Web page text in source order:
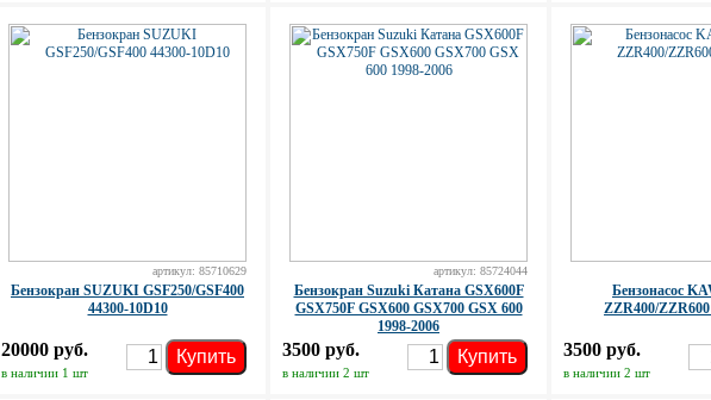
артикул: 85710629
Бензокран SUZUKI GSF250/GSF400
44300-10D10
20000 руб.
в наличии 1 шт
Купить
артикул: 85724044
Бензокран Suzuki Катана GSX600F
GSX750F GSX600 GSX700 GSX 600
1998-2006
3500 руб.
в наличии 2 шт
Купить
Бензонасос
ZZR400/ZZR600
3500 руб.
в наличии 2 шт